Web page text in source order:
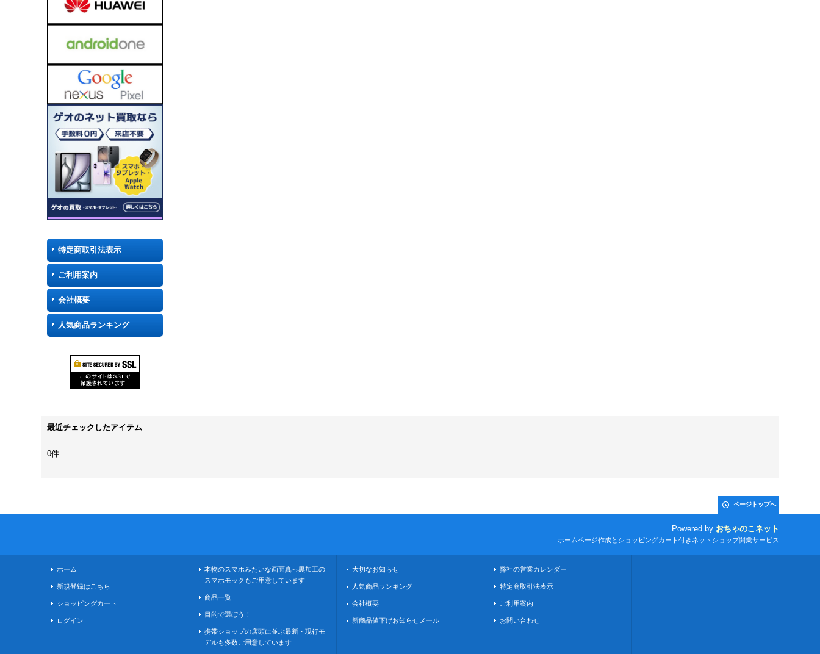
特定商取引法表示
ご利用案内
会社概要
人気商品ランキング
最近チェックしたアイテム
0件
ページトップへ
Powered by おちゃのこネット
ホームページ作成とショッピングカート付きネットショップ開業サービス
ホーム
新規登録はこちら
ショッピングカート
ログイン
本物のスマホみたいな画面真っ黒加工の
スマホモックもご用意しています
商品一覧
目的で選ぼう！
携帯ショップの店頭に並ぶ最新・現行モ
デルも多数ご用意しています
大切なお知らせ
人気商品ランキング
会社概要
新商品値下げお知らせメール
弊社の営業カレンダー
特定商取引法表示
ご利用案内
お問い合わせ